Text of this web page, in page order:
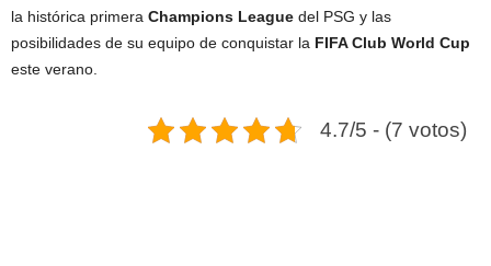
la histórica primera Champions League del PSG y las
posibilidades de su equipo de conquistar la FIFA Club World Cup
este verano.
4.7/5 - (7 votos)